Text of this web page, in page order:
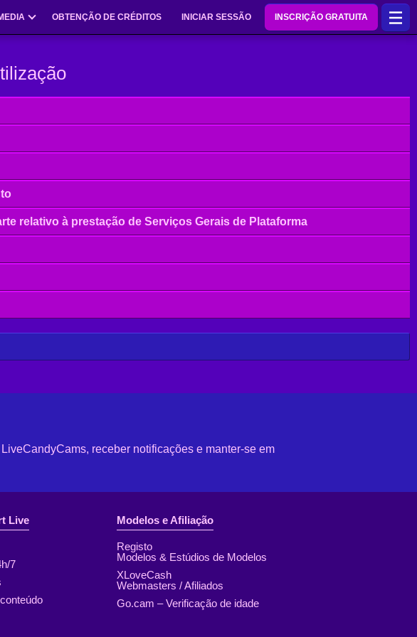
OBTENÇÃO DE CRÉDITOS INICIAR SESSÃO INSCRIÇÃO GRATUITA
relativo à prestação de Serviços Gerais de Plataforma
receber notificações e manter-se em
Live
7
Modelos e Afiliação
Registo
Modelos & Estúdios de Modelos
XLoveCash
Webmasters / Afiliados
Go.cam – Verificação de idade